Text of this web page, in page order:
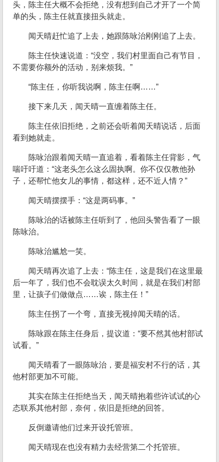
头，陈主任大概不会拒绝，没有想到自己才开了一个简
单的头，陈主任就直接扭头就走。
闻天晴赶忙追了上去，她跟陈咏治刚刚追了上去。
陈主任快速说道：“没空，我们村里面自己有节目，
不需要你额外的活动，别来烦我。”
“陈主任，你听我说啊，陈主任啊……”
接下来几天，闻天晴一直缠着陈主任。
陈主任依旧拒绝，之前还会听着闻天晴说话，后面
看到她就走。
陈咏治跟着闻天晴一直追着，看着陈主任背影，气
喘吁吁道：“这老头怎么这么固执啊。你不仅仅教他孙
子，还帮忙他女儿的事情，都这样，还不近人情？”
闻天晴摆摆手：“这是两码事。”
陈咏治的话被陈主任听到了，他回头警告看了一眼
陈咏治。
陈咏治尴尬一笑。
闻天晴再次追了上去：“陈主任，这是我们在这里最
后一年了，我们也不会耽误太久时间，就是在我们村部
里，让孩子们做做点……诶，陈主任！”
陈主任拐了一个弯，直接无视掉闻天晴的话。
陈咏跟在陈主任身后，提议道：“要不然其他村部试
试看。”
闻天晴看了一眼陈咏治，要是福安村不行的话，其
他村部更加不可能。
其实在陈主任拒绝当天，闻天晴抱着些许试试的心
态联系其他村部，奈何，依旧是拒绝的回答。
反倒邀请他们过来开设托管班。
闻天晴现在也没有精力去经营第二个托管班。